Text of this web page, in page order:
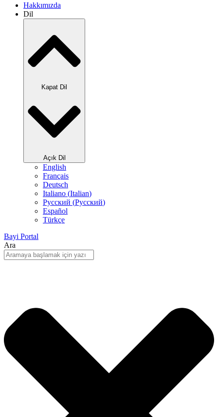
Hakkımızda
Dil
Kapat Dil
Açık Dil
English
Français
Deutsch
Italiano (Italian)
Русский (Pусский)
Español
Türkçe
Bayi Portal
Ara